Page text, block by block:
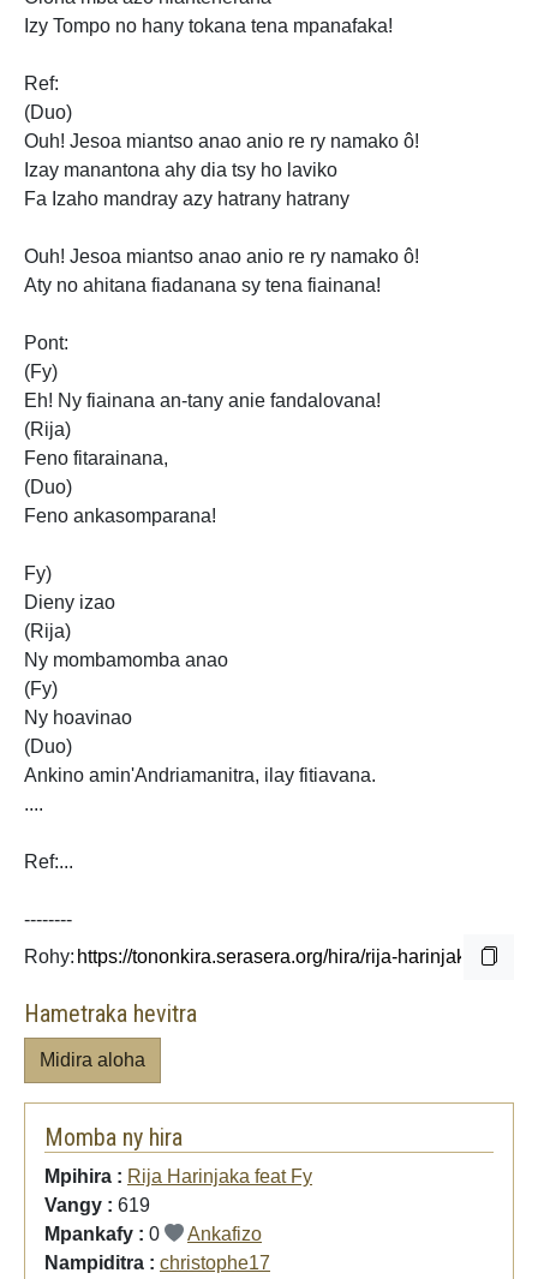
Izy Tompo no hany tokana tena mpanafaka!
Ref:
(Duo)
Ouh! Jesoa miantso anao anio re ry namako ô!
Izay manantona ahy dia tsy ho laviko
Fa Izaho mandray azy hatrany hatrany
Ouh! Jesoa miantso anao anio re ry namako ô!
Aty no ahitana fiadanana sy tena fiainana!
Pont:
(Fy)
Eh! Ny fiainana an-tany anie fandalovana!
(Rija)
Feno fitarainana,
(Duo)
Feno ankasomparana!
Fy)
Dieny izao
(Rija)
Ny mombamomba anao
(Fy)
Ny hoavinao
(Duo)
Ankino amin'Andriamanitra, ilay fitiavana.
....
Ref:...
--------
Rohy:
Hametraka hevitra
Midira aloha
Momba ny hira
Mpihira : Rija Harinjaka feat Fy
Vangy : 619
Mpankafy : 0
Ankafizo
Nampiditra : christophe17